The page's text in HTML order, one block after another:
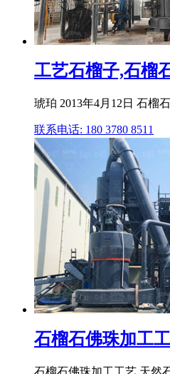
工艺石榴子,石榴
琥珀 2013年4月12日 石榴
联系电话: 180 3780 8511
石榴石佛珠加工
石榴石佛珠加工工艺,天然